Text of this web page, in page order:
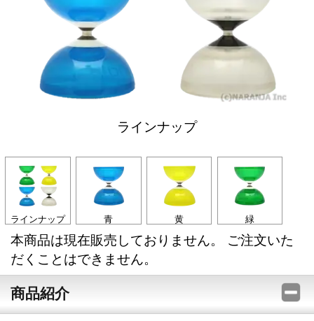
ラインナップ
ラインナップ 青 黄 緑
本商品は現在販売しておりません。 ご注文いた
だくことはできません。
商品紹介